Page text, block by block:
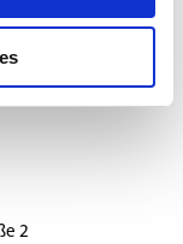
mit,
deinen Eltern.
2